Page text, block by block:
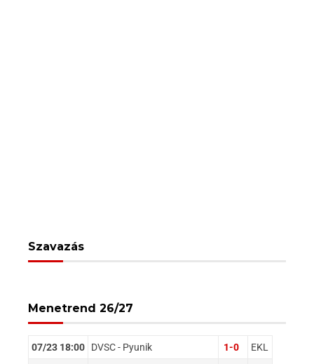
Szavazás
Menetrend 26/27
07/23 18:00 DVSC - Pyunik 1-0 EKL